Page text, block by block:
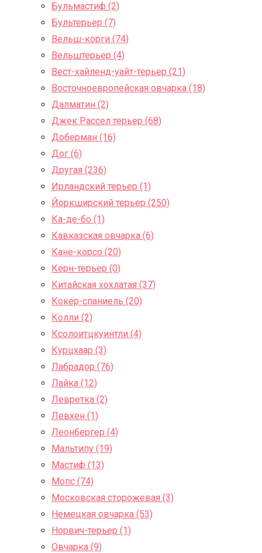
Бульмастиф (2)
Бультерьер (7)
Вельш-корги (74)
Вельштерьер (4)
Вест-хайленд-уайт-терьер (21)
Восточноевропейская овчарка (18)
Далматин (2)
Джек Рассел терьер (68)
Доберман (16)
Дог (6)
Другая (236)
Ирландский терьер (1)
Йоркширский терьер (250)
Ка-де-бо (1)
Кавказская овчарка (6)
Кане-корсо (20)
Керн-терьер (0)
Китайская хохлатая (37)
Кокер-спаниель (20)
Колли (2)
Ксолоитцкуинтли (4)
Курцхаар (3)
Лабрадор (76)
Лайка (12)
Левретка (2)
Левхен (1)
Леонбергер (4)
Мальтипу (19)
Мастиф (13)
Мопс (74)
Московская сторожевая (3)
Немецкая овчарка (53)
Норвич-терьер (1)
Овчарка (9)